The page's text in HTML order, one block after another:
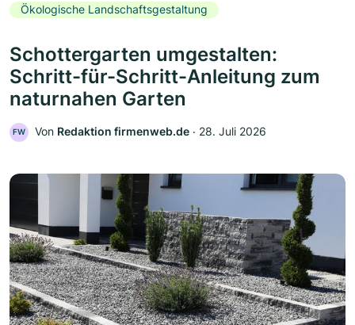
Ökologische Landschaftsgestaltung
Schottergarten umgestalten:
Schritt-für-Schritt-Anleitung zum
naturnahen Garten
FW Von Redaktion firmenweb.de ‧ 28. Juli 2026